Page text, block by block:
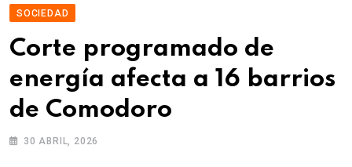
SOCIEDAD
Corte programado de
energía afecta a 16 barrios
de Comodoro
30 ABRIL, 2026